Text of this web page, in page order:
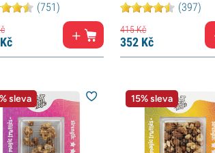
(751)
Kč
(397)
415Kč
352 Kč
sleva 15% sleva